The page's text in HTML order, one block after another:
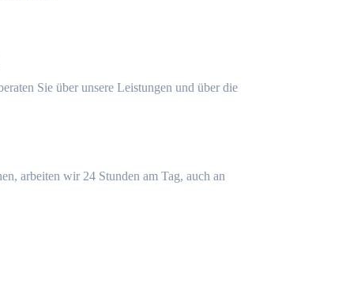
Sie über unsere Leistungen und über die
arbeiten wir 24 Stunden am Tag, auch an